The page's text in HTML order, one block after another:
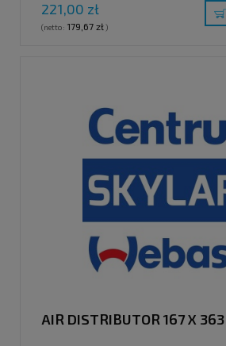
221,00 zł
(netto: 179,67 zł)
AIR DISTRIBUTOR 167 X